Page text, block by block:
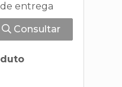
entrega
Consultar